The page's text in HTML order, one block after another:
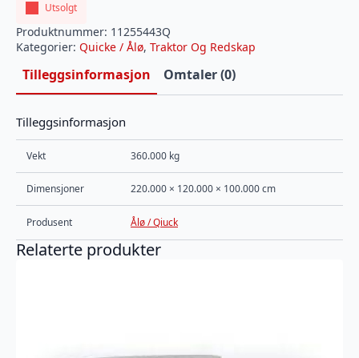
12,750kr.
11,475kr.
Utsolgt
Produktnummer: 11255443Q
Kategorier: Quicke / Ålø, Traktor Og Redskap
Tilleggsinformasjon Omtaler (0)
Tilleggsinformasjon
Vekt 360.000 kg
Dimensjoner 220.000 × 120.000 × 100.000 cm
Produsent Ålø / Qiuck
Relaterte produkter